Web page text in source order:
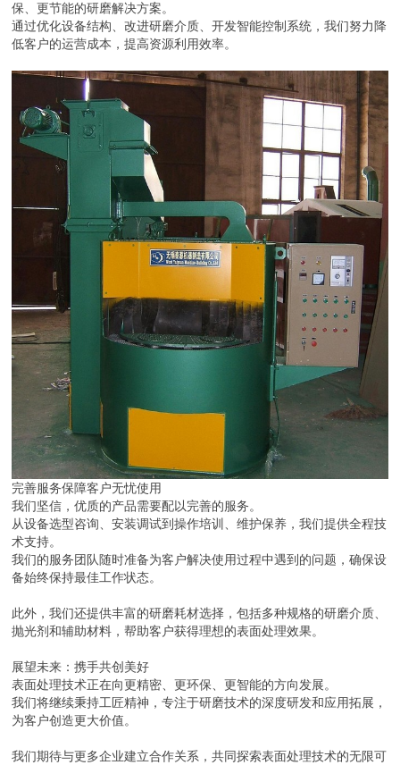
保、更节能的研磨解决方案。
通过优化设备结构、改进研磨介质、开发智能控制系统，我们努力降
低客户的运营成本，提高资源利用效率。
完善服务保障客户无忧使用
我们坚信，优质的产品需要配以完善的服务。
从设备选型咨询、安装调试到操作培训、维护保养，我们提供全程技
术支持。
我们的服务团队随时准备为客户解决使用过程中遇到的问题，确保设
备始终保持最佳工作状态。
此外，我们还提供丰富的研磨耗材选择，包括多种规格的研磨介质、
抛光剂和辅助材料，帮助客户获得理想的表面处理效果。
展望未来：携手共创美好
表面处理技术正在向更精密、更环保、更智能的方向发展。
我们将继续秉持工匠精神，专注于研磨技术的深度研发和应用拓展，
为客户创造更大价值。
我们期待与更多企业建立合作关系，共同探索表面处理技术的无限可